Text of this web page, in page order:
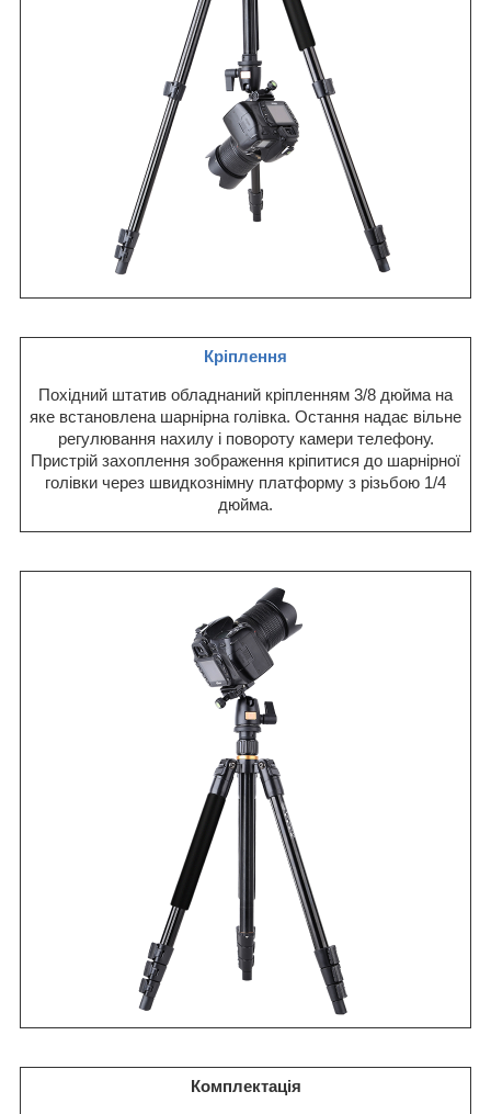
Кріплення
Похідний штатив обладнаний кріпленням 3/8 дюйма на
яке встановлена шарнірна голівка. Остання надає вільне
регулювання нахилу і повороту камери телефону.
Пристрій захоплення зображення кріпитися до шарнірної
голівки через швидкознімну платформу з різьбою 1/4
дюйма.
Комплектація